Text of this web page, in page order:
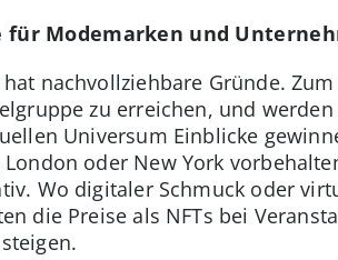
für Modemarken und
nachvollziehbare Gründe.
zu erreichen, und
Universum Einblicke
oder New York
Wo digitaler Schmuck oder
die Preise als NFTs bei